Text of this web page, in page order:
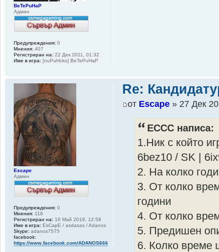
BeTePuHaP
Админ
Предупреждения: 0
Мнения: 407
Регистриран на: 22 Дек 2011, 01:32
Име в игра: [nuPuHcko] BeTePuHaP
Re:
от Escape » 27 Дек
ECCC написа:
1.Ник с който
6bez10 / SK |
2. На колко
3. От колко
години
4. От колко
5. Предишен
6. Колко време
Escape
Админ
Предупреждения: 0
Мнения: 118
Регистриран на: 16 Май 2018, 12:58
Име в игра: EsCapE / asdasas / Adanos
Skype: adanos7575
facebook:
https://www.facebook.com/ADANOS666